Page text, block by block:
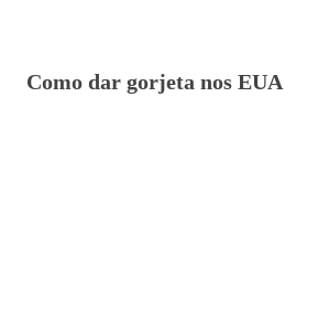
Como dar gorjeta nos EUA